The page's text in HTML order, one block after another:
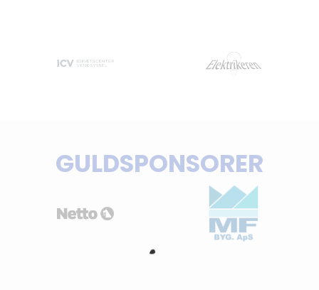
GULDSPONSORER